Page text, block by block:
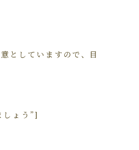
としていますので、目
ょう”]